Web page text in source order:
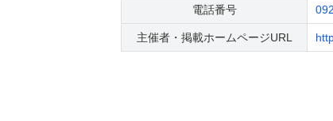
電話番号
主催者・掲載ホームページURL